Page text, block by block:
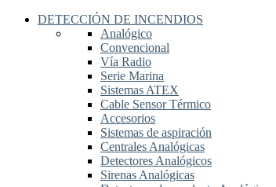
DETECCIÓN DE INCENDIOS
Analógico
Convencional
Vía Radio
Serie Marina
Sistemas ATEX
Cable Sensor Térmico
Accesorios
Sistemas de aspiración
Centrales Analógicas
Detectores Analógicos
Sirenas Analógicas